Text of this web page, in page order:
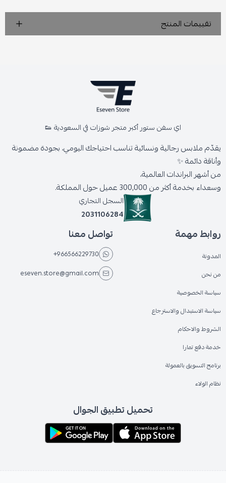
تقييمات المنتج
اي سفن ستور أكبر متجر شوزات في السعودية 👟
يقدّم ملابس رجالية ونسائية تناسب احتياجك اليومي، بجودة مضمونة
وأناقة دائمة ✨
من أشهر البراندات العالمية،
وسعداء بخدمة أكثر من 300,000 عميل حول المملكة.
السجل التجاري
2031106284
روابط مهمة
المدونة
من نحن
سياسة الخصوصية
سياسة الاستبدال والاسترجاع
الشروط والاحكام
خدمة دفع تمارا
برنامج التسويق بالعمولة
نظام الولاء
تواصل معنا
+966566229730
eseven.store@gmail.com
تحميل تطبيق الجوال